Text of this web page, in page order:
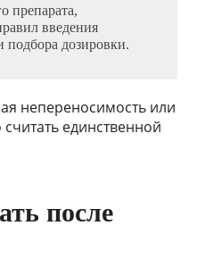
препарата,
введения
подбора дозировки.
непереносимость или
единственной
после